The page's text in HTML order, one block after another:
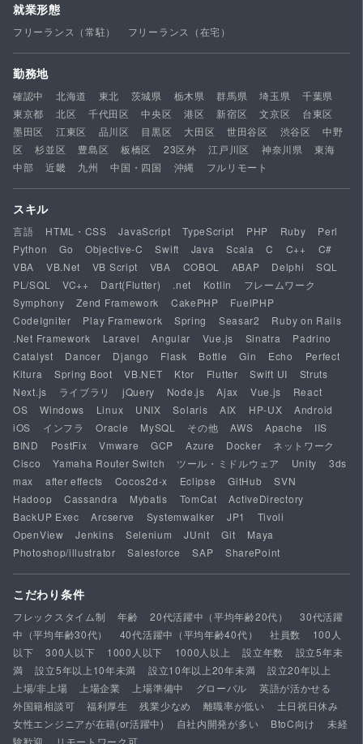
就業形態
フリーランス（常駐） フリーランス（在宅）
勤務地
確認中 北海道 東北 茨城県 栃木県 群馬県 埼玉県
千葉県
東京都
北区 千代田区 中央区 港区 新宿区 文京区
台東区
墨田区
江東区 品川区 目黒区 大田区 世田谷区 渋谷区
中野
区
杉並区 豊島区 板橋区 23区外 江戸川区 神奈川県
東海
中部
近畿 九州 中国・四国 沖縄 フルリモート
スキル
言語 HTML・CSS JavaScript TypeScript PHP Ruby
Perl
Python
Go Objective-C Swift Java Scala C C++
C#
VBA
VB.Net VB Script VBA COBOL ABAP Delphi
SQL
PL/SQL
VC++ Dart(Flutter) .net Kotlin
フレームワーク
Symphony
Zend Framework CakePHP
FuelPHP
CodeIgniter
Play Framework Spring Seasar2
Ruby on Rails
.Net Framework
Laravel Angular Vue.js Sinatra
Padrino
Catalyst
Dancer Django Flask Bottle Gin Echo
Perfect
Kitura
Spring Boot VB.NET Ktor Flutter Swift UI
Struts
Next.js
ライブラリ jQuery Node.js Ajax Vue.js
React
OS
Windows Linux UNIX Solaris AIX HP-UX
Android
iOS
インフラ Oracle MySQL その他 AWS Apache
IIS
BIND
PostFix Vmware GCP Azure Docker
ネットワーク
Cisco
Yamaha Router Switch ツール・ミドルウェア Unity
3ds
max
after effects Cocos2d-x Eclipse GitHub
SVN
Hadoop
Cassandra Mybatis TomCat
ActiveDirectory
BackUP Exec
Arcserve Systemwalker JP1
Tivoli
OpenView
Jenkins Selenium JUnit Git
Maya
Photoshop/illustrator
Salesforce SAP SharePoint
こだわり条件
フレックスタイム制 年齢 20代活躍中（平均年齢20代）
30代活躍
中（平均年齢30代）
40代活躍中（平均年齢40代） 社員数
100人
以下
300人以下 1000人以下 1000人以上 設立年数
設立5年未
満
設立5年以上10年未満 設立10年以上20年未満
設立20年以上
上場/非上場
上場企業 上場準備中 グローバル
英語が活かせる
外国籍相談可
福利厚生 残業少なめ 離職率が低い
土日祝日休み
女性エンジニアが在籍(or活躍中)
自社内開発が多い BtoC向け
未経